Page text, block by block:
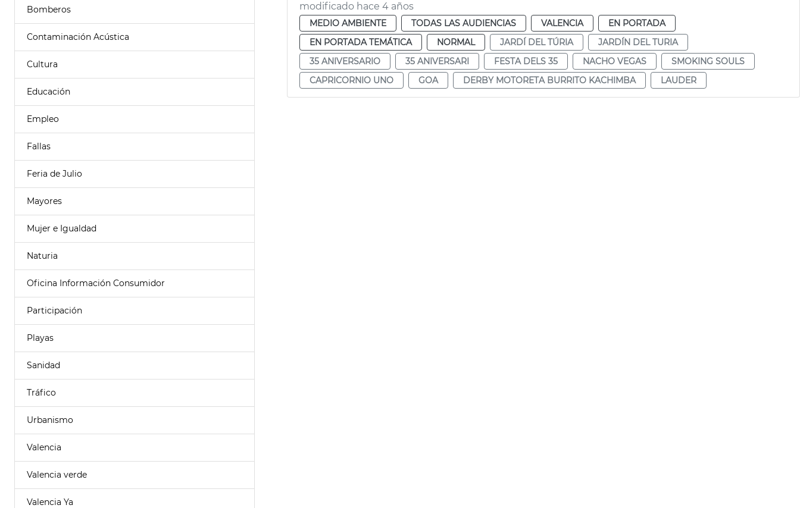
Bomberos
Contaminación Acústica
Cultura
Educación
Empleo
Fallas
Feria de Julio
Mayores
Mujer e Igualdad
Naturia
Oficina Información Consumidor
Participación
Playas
Sanidad
Tráfico
Urbanismo
Valencia
Valencia verde
Valencia Ya
modificado hace 4 años
MEDIO AMBIENTE TODAS LAS AUDIENCIAS VALENCIA
EN PORTADA
EN PORTADA TEMÁTICA
NORMAL JARDÍ DEL TÚRIA
JARDÍN DEL TURIA
35 ANIVERSARIO
35 ANIVERSARI FESTA DELS 35 NACHO VEGAS
SMOKING SOULS
CAPRICORNIO UNO
GOA DERBY MOTORETA BURRITO KACHIMBA LAUDER